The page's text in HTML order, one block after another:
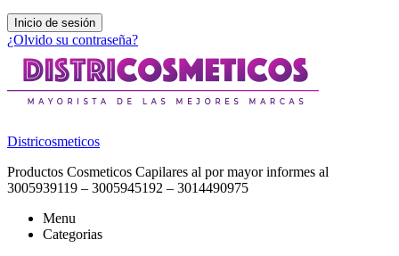
Inicio de sesión
¿Olvido su contraseña?
Districosmeticos
Productos Cosmeticos Capilares al por mayor informes al
3005939119 – 3005945192 – 3014490975
Menu
Categorias